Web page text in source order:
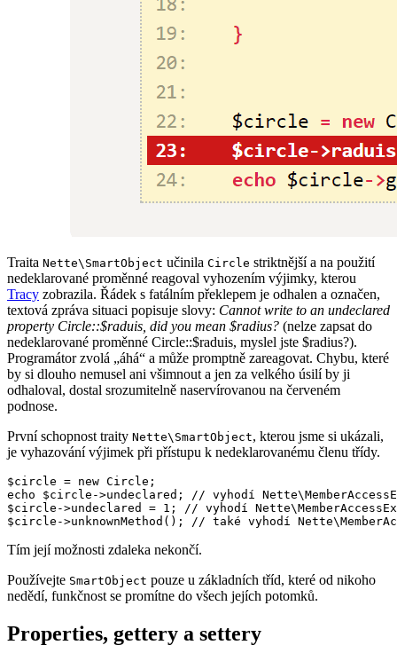
Traita Nette\SmartObject učinila Circle striktnější a na použití
nedeklarované proměnné reagoval vyhozením výjimky, kterou
Tracy zobrazila. Řádek s fatálním překlepem je odhalen a označen,
textová zpráva situaci popisuje slovy: Cannot write to an undeclared
property Circle::$raduis, did you mean $radius? (nelze zapsat do
nedeklarované proměnné Circle::$raduis, myslel jste $radius?).
Programátor zvolá „áhá“ a může promptně zareagovat. Chybu, které
by si dlouho nemusel ani všimnout a jen za velkého úsilí by ji
odhaloval, dostal srozumitelně naservírovanou na červeném
podnose.
První schopnost traity Nette\SmartObject, kterou jsme si ukázali,
je vyhazování výjimek při přístupu k nedeklarovanému členu třídy.
$circle = new Circle;
echo $circle->undeclared; // vyhodí
$circle->undeclared = 1; // vyhodí
Tím její možnosti zdaleka nekončí.
Používejte SmartObject pouze u základních tříd, které od nikoho
nedědí, funkčnost se promítne do všech jejích potomků.
Properties, gettery a settery